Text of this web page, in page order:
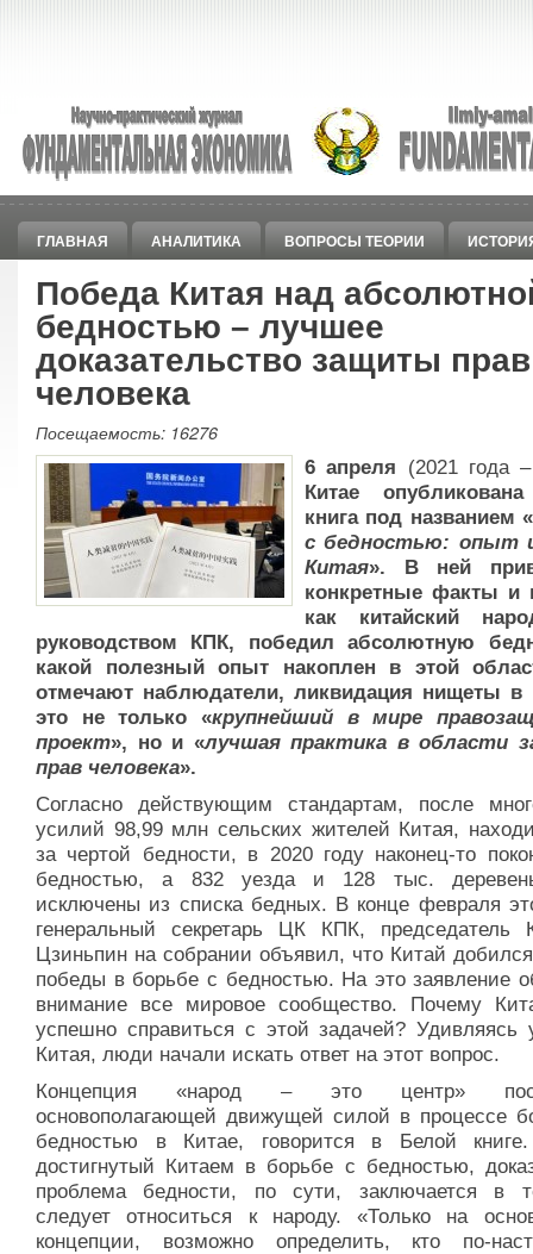
ГЛАВНАЯ АНАЛИТИКА ВОПРОСЫ ТЕОРИИ
Победа Китая над
бедностью – лучшее
доказательство защиты прав
человека
Посещаемость: 16276
6 апреля (2021 года
Китае
книга под названием «
с бедностью: опыт
Китая». В ней
конкретные факты
как китайский
руководством КПК, победил абсолютную
какой полезный опыт накоплен в этой
отмечают наблюдатели, ликвидация нищеты в
это не только «крупнейший в мире
проект», но и «лучшая практика в области
прав человека».
Согласно действующим стандартам, после
усилий 98,99 млн сельских жителей Китая,
за чертой бедности, в 2020 году наконец-то
бедностью, а 832 уезда и 128 тыс.
исключены из списка бедных. В конце февраля
генеральный секретарь ЦК КПК,
Цзиньпин на собрании объявил, что Китай
победы в борьбе с бедностью. На это заявление
внимание все мировое сообщество. Почему
успешно справиться с этой задачей? Удивляясь
Китая, люди начали искать ответ на этот вопрос.
Концепция «народ – это центр»
основополагающей движущей силой в процессе
бедностью в Китае, говорится в Белой
достигнутый Китаем в борьбе с бедностью,
проблема бедности, по сути, заключается в
следует относиться к народу. «Только на
концепции, возможно определить, кто по-